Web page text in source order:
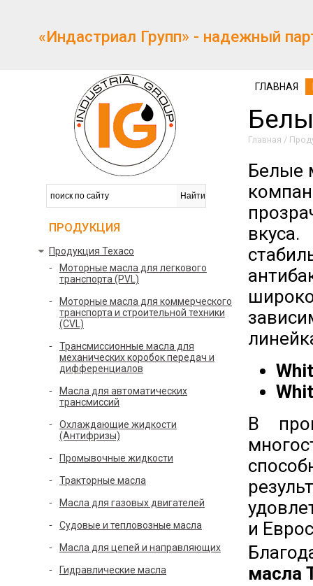
«Индастриал Групп» - надежный
ГЛАВНАЯ
Главная /
Белые
В
и
масла
ПРОДУКЦИЯ
Продукция Texaco
Моторные масла для легкового
транспорта (PVL)
Моторные масла для коммерческого
транспорта и строительной техники
(CVL)
Трансмиссионные масла для
механических коробок передач и
дифференциалов
Масла для автоматических
трансмиссий
Охлаждающие жидкости
(Антифризы)
Промывочные жидкости
Тракторные масла
Масла для газовых двигателей
Судовые и тепловозные масла
Масла для цепей и направляющих
Гидравлические масла